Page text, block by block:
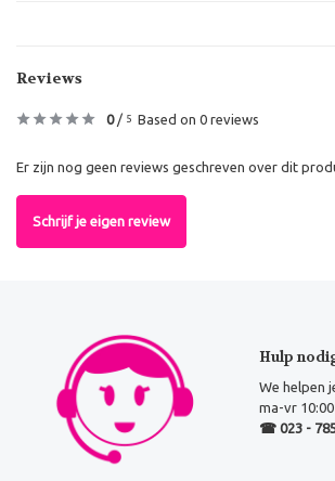
Reviews
0/ 5 Based on 0 reviews
Er zijn nog geen reviews geschreven over dit
Schrijf je eigen review
Hulp
We helpen
ma-vr
☎ 023 -